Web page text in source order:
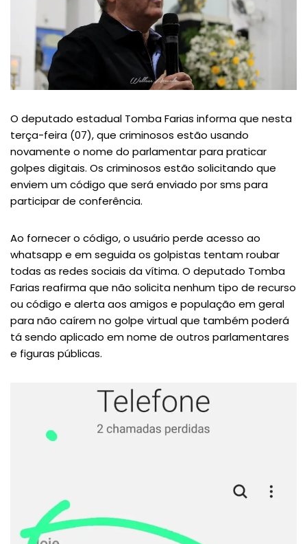
O deputado estadual Tomba Farias informa que nesta
terça-feira (07), que criminosos estão usando
novamente o nome do parlamentar para praticar
golpes digitais. Os criminosos estão solicitando que
enviem um código que será enviado por sms para
participar de conferência.
Ao fornecer o código, o usuário perde acesso ao
whatsapp e em seguida os golpistas tentam roubar
todas as redes sociais da vítima. O deputado Tomba
Farias reafirma que não solicita nenhum tipo de recurso
ou código e alerta aos amigos e população em geral
para não caírem no golpe virtual que também poderá
tá sendo aplicado em nome de outros parlamentares
e figuras públicas.